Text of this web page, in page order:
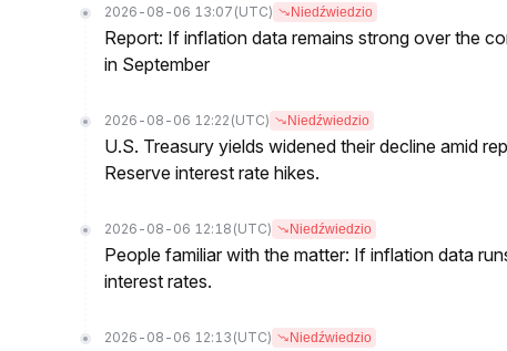
2026-08-06 13:07 (UTC) Niedźwiedzio
Report: If inflation data remains strong over the
in September
2026-08-06 12:22 (UTC) Niedźwiedzio
U.S. Treasury yields widened their decline amid
Reserve interest rate hikes.
2026-08-06 12:18 (UTC) Niedźwiedzio
People familiar with the matter: If inflation data
interest rates.
2026-08-06 12:13 (UTC) Niedźwiedzio